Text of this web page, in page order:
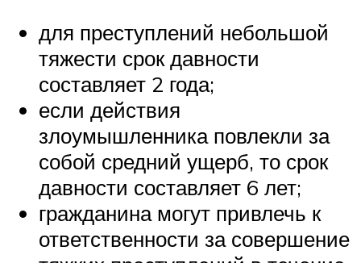
для преступлений небольшой
тяжести срок давности
составляет 2 года;
если действия
злоумышленника повлекли за
собой средний ущерб, то срок
давности составляет 6 лет;
гражданина могут привлечь к
ответственности за совершение